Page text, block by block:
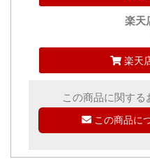
楽天
楽天
この商品に関する
この商品に